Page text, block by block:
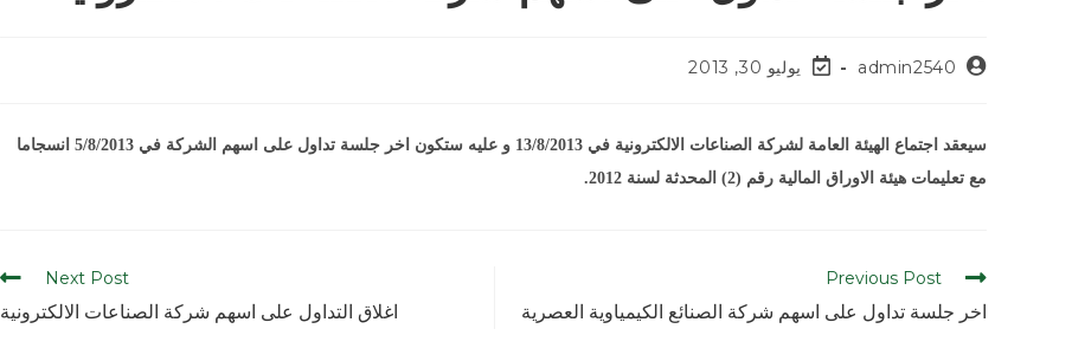
admin2540 يوليو 30, 2013
سيعقد اجتماع الهيئة العامة لشركة الصناعات الالكترونية في 13/8/2013 و عليه ستكون اخر جلسة تداول على اسهم الشركة في 5/8/2013 انسجاما
مع تعليمات هيئة الاوراق المالية رقم (2) المحدثة لسنة 2012.
Previous Post
اخر جلسة تداول على اسهم شركة الصنائع الكيمياوية العصرية
Next Post
اغلاق التداول على اسهم شركة الصناعات الالكترونية